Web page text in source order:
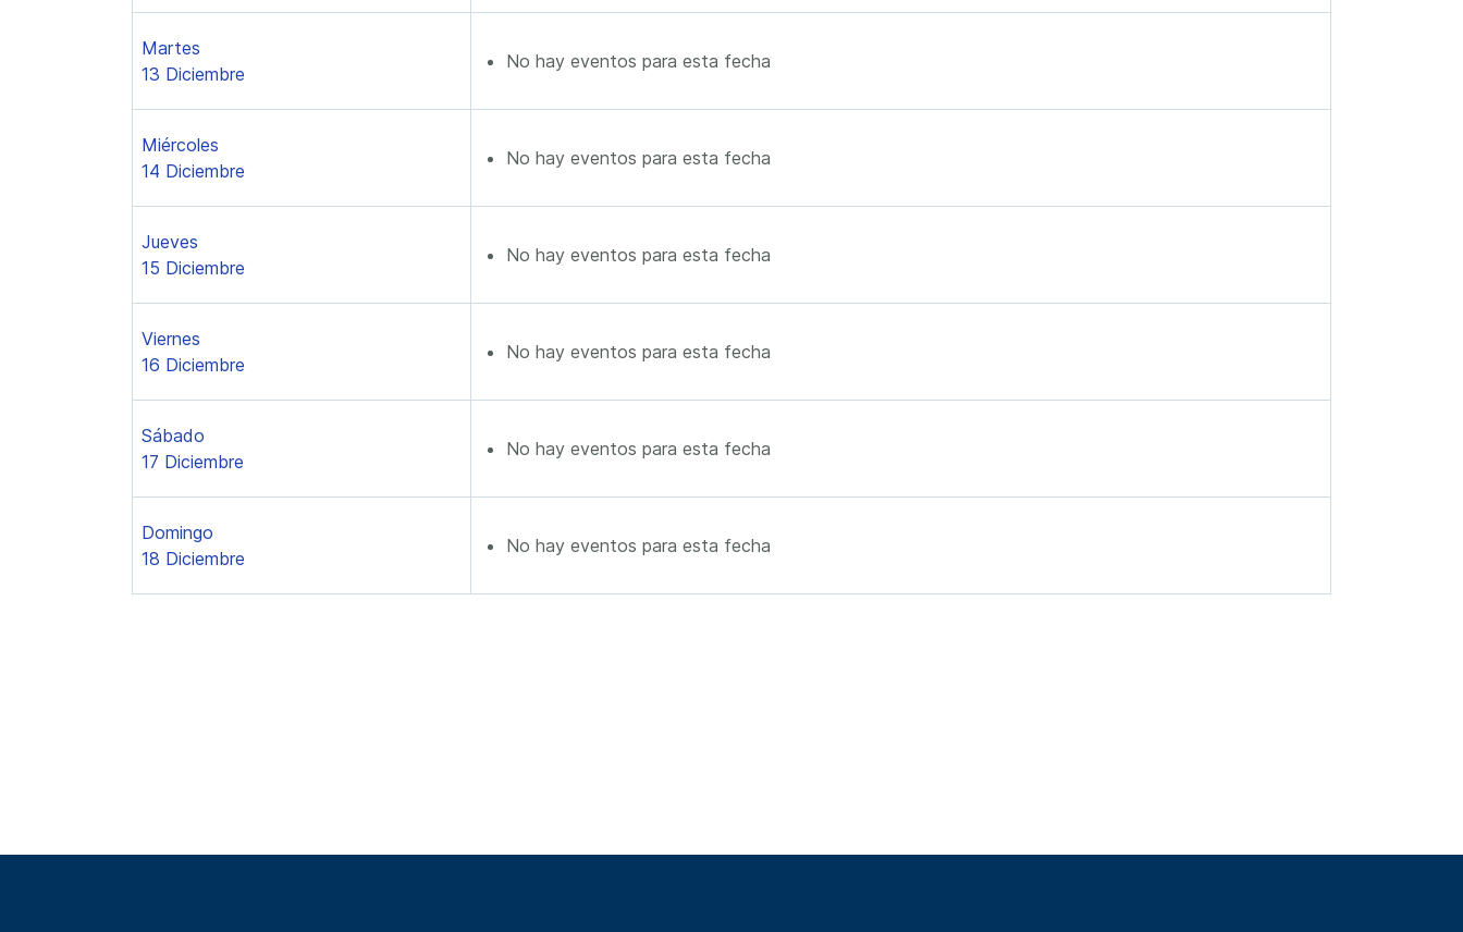
Martes
13 Diciembre
No hay eventos para esta fecha
Miércoles
14 Diciembre
No hay eventos para esta fecha
Jueves
15 Diciembre
No hay eventos para esta fecha
Viernes
16 Diciembre
No hay eventos para esta fecha
Sábado
17 Diciembre
No hay eventos para esta fecha
Domingo
18 Diciembre
No hay eventos para esta fecha